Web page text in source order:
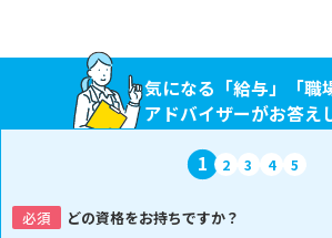
気になる「給与」「職
アドバイザーがお答え
1 2 3 4 5
必須 どの資格をお持ちですか？